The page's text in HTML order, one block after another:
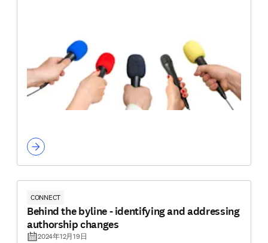
CONNECT
Behind the byline - identifying and addressing
authorship changes
2024年12月19日